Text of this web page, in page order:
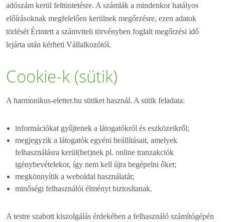
adószám kerül feltüntetésre. A számlák a mindenkor hatályos
előírásoknak megfelelően kerülnek megőrzésre, ezen adatok
törlését Érintett a számviteli törvényben foglalt megőrzési idő
lejárta után kérheti Vállalkozótól.
Cookie-k (sütik)
A harmonikus-eletter.hu sütiket használ. A sütik feladata:
információkat gyűjtenek a látogatókról és eszközeikről;
megjegyzik a látogatók egyéni beállításait, amelyek
felhasználásra kerül(het)nek pl. online tranzakciók
igénybevételekor, így nem kell újra begépelni őket;
megkönnyítik a weboldal használatát;
minőségi felhasználói élményt biztosítanak.
A testre szabott kiszolgálás érdekében a felhasználó számítógépén